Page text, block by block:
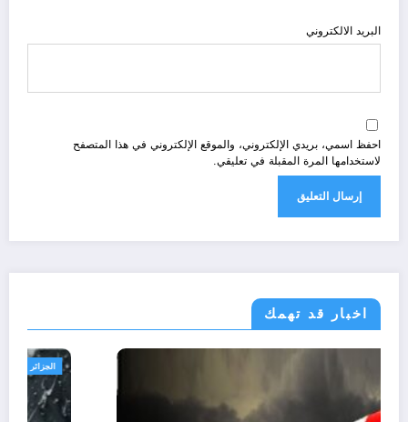
البريد الالكتروني
احفظ اسمي، بريدي الإلكتروني، والموقع الإلكتروني في هذا المتصفح
لاستخدامها المرة المقبلة في تعليقي.
اخبار قد تهمك